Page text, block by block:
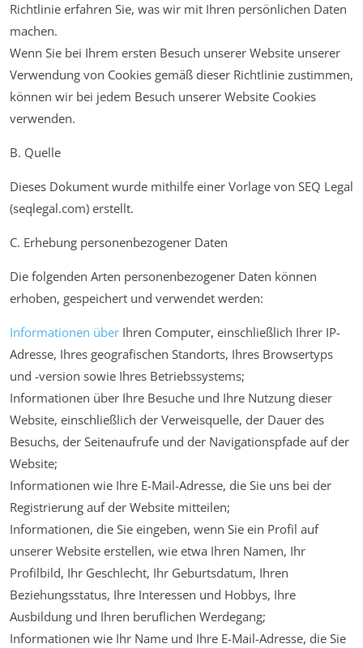
Richtlinie erfahren Sie, was wir mit Ihren persönlichen Daten
machen.
Wenn Sie bei Ihrem ersten Besuch unserer Website unserer
Verwendung von Cookies gemäß dieser Richtlinie zustimmen,
können wir bei jedem Besuch unserer Website Cookies
verwenden.
B. Quelle
Dieses Dokument wurde mithilfe einer Vorlage von SEQ Legal
(seqlegal.com) erstellt.
C. Erhebung personenbezogener Daten
Die folgenden Arten personenbezogener Daten können
erhoben, gespeichert und verwendet werden:
Informationen über Ihren Computer, einschließlich Ihrer IP-
Adresse, Ihres geografischen Standorts, Ihres Browsertyps
und -version sowie Ihres Betriebssystems;
Informationen über Ihre Besuche und Ihre Nutzung dieser
Website, einschließlich der Verweisquelle, der Dauer des
Besuchs, der Seitenaufrufe und der Navigationspfade auf der
Website;
Informationen wie Ihre E-Mail-Adresse, die Sie uns bei der
Registrierung auf der Website mitteilen;
Informationen, die Sie eingeben, wenn Sie ein Profil auf
unserer Website erstellen, wie etwa Ihren Namen, Ihr
Profilbild, Ihr Geschlecht, Ihr Geburtsdatum, Ihren
Beziehungsstatus, Ihre Interessen und Hobbys, Ihre
Ausbildung und Ihren beruflichen Werdegang;
Informationen wie Ihr Name und Ihre E-Mail-Adresse, die Sie